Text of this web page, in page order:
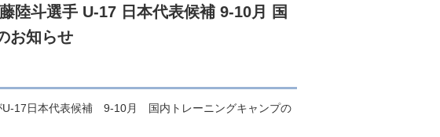
陸斗選手 U-17 日本代表候補 9-10月 国
お知らせ
U-17日本代表候補 9-10月 国内トレーニングキャンプの